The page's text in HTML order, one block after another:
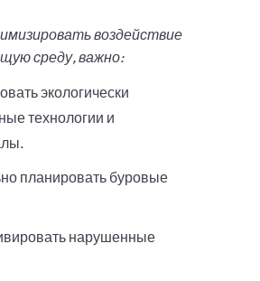
воздействие
среду, важно:
экологически
технологии и
планировать буровые
нарушенные